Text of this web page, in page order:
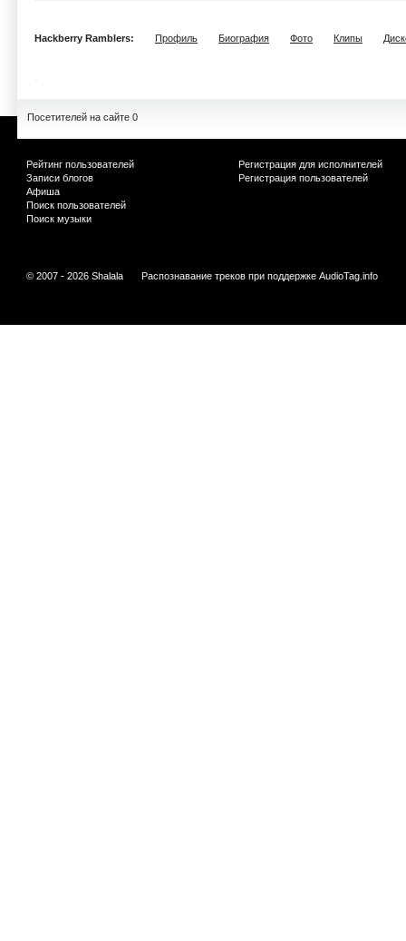
Hackberry Ramblers: Профиль Биография Фото Клипы
Посетителей на сайте 0
Рейтинг пользователей
Записи блогов
Афиша
Поиск пользователей
Поиск музыки
Регистрация для исполнителей
Регистрация пользователей
© 2007 - 2026 Shalala Распознавание треков при поддержке AudioTag.info